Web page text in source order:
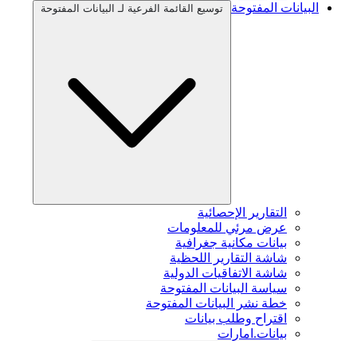
البيانات المفتوحة
توسيع القائمة الفرعية لـ البيانات المفتوحة
التقارير الإحصائية
عرض مرئي للمعلومات
بيانات مكانية جغرافية
شاشة التقارير اللحظية
شاشة الاتفاقيات الدولية
سياسة البيانات المفتوحة
خطة نشر البيانات المفتوحة
اقتراح وطلب بيانات
بيانات.امارات